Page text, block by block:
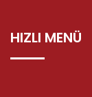
HIZLI MENÜ